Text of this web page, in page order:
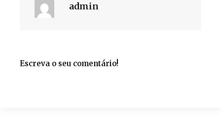
admin
Escreva o seu comentário!